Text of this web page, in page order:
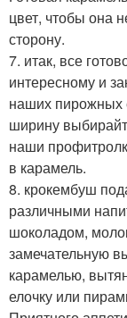
цвет, чтобы она
сторону.
7. итак, все
интересному и
наших пирожных
ширину
наши
в карамель.
8. крокембуш
различными
шоколадом,
замечательную
карамелью,
елочку или